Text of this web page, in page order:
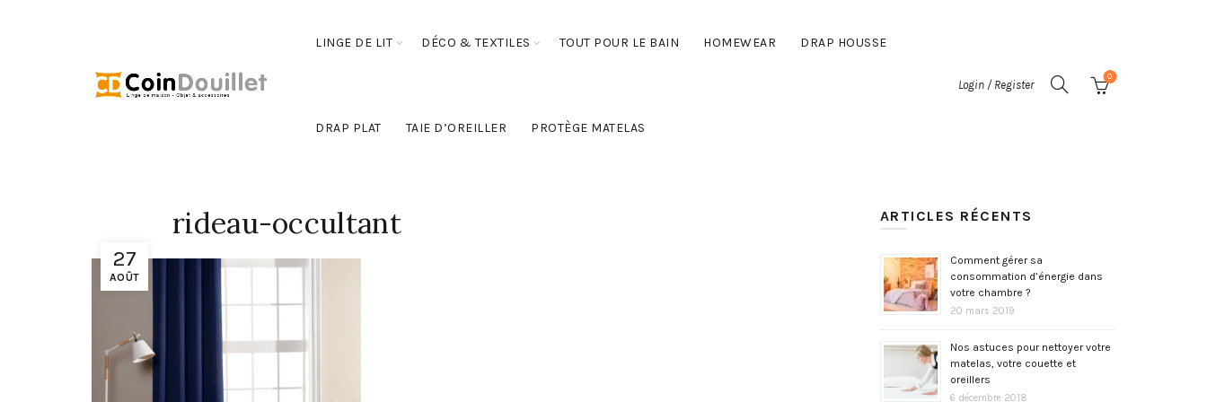
LINGE DE LIT DÉCO & TEXTILES TOUT POUR LE BAIN HOMEWEAR DRAP HOUSSE
DRAP PLAT TAIE D’OREILLER PROTÈGE MATELAS
Login / Register
0
27
AOÛT
rideau-occultant ARTICLES RÉCENTS
Comment gérer sa
consommation d’énergie dans
votre chambre ?
20 mars 2019
Nos astuces pour nettoyer votre
matelas, votre couette et
oreillers
6 décembre 2018